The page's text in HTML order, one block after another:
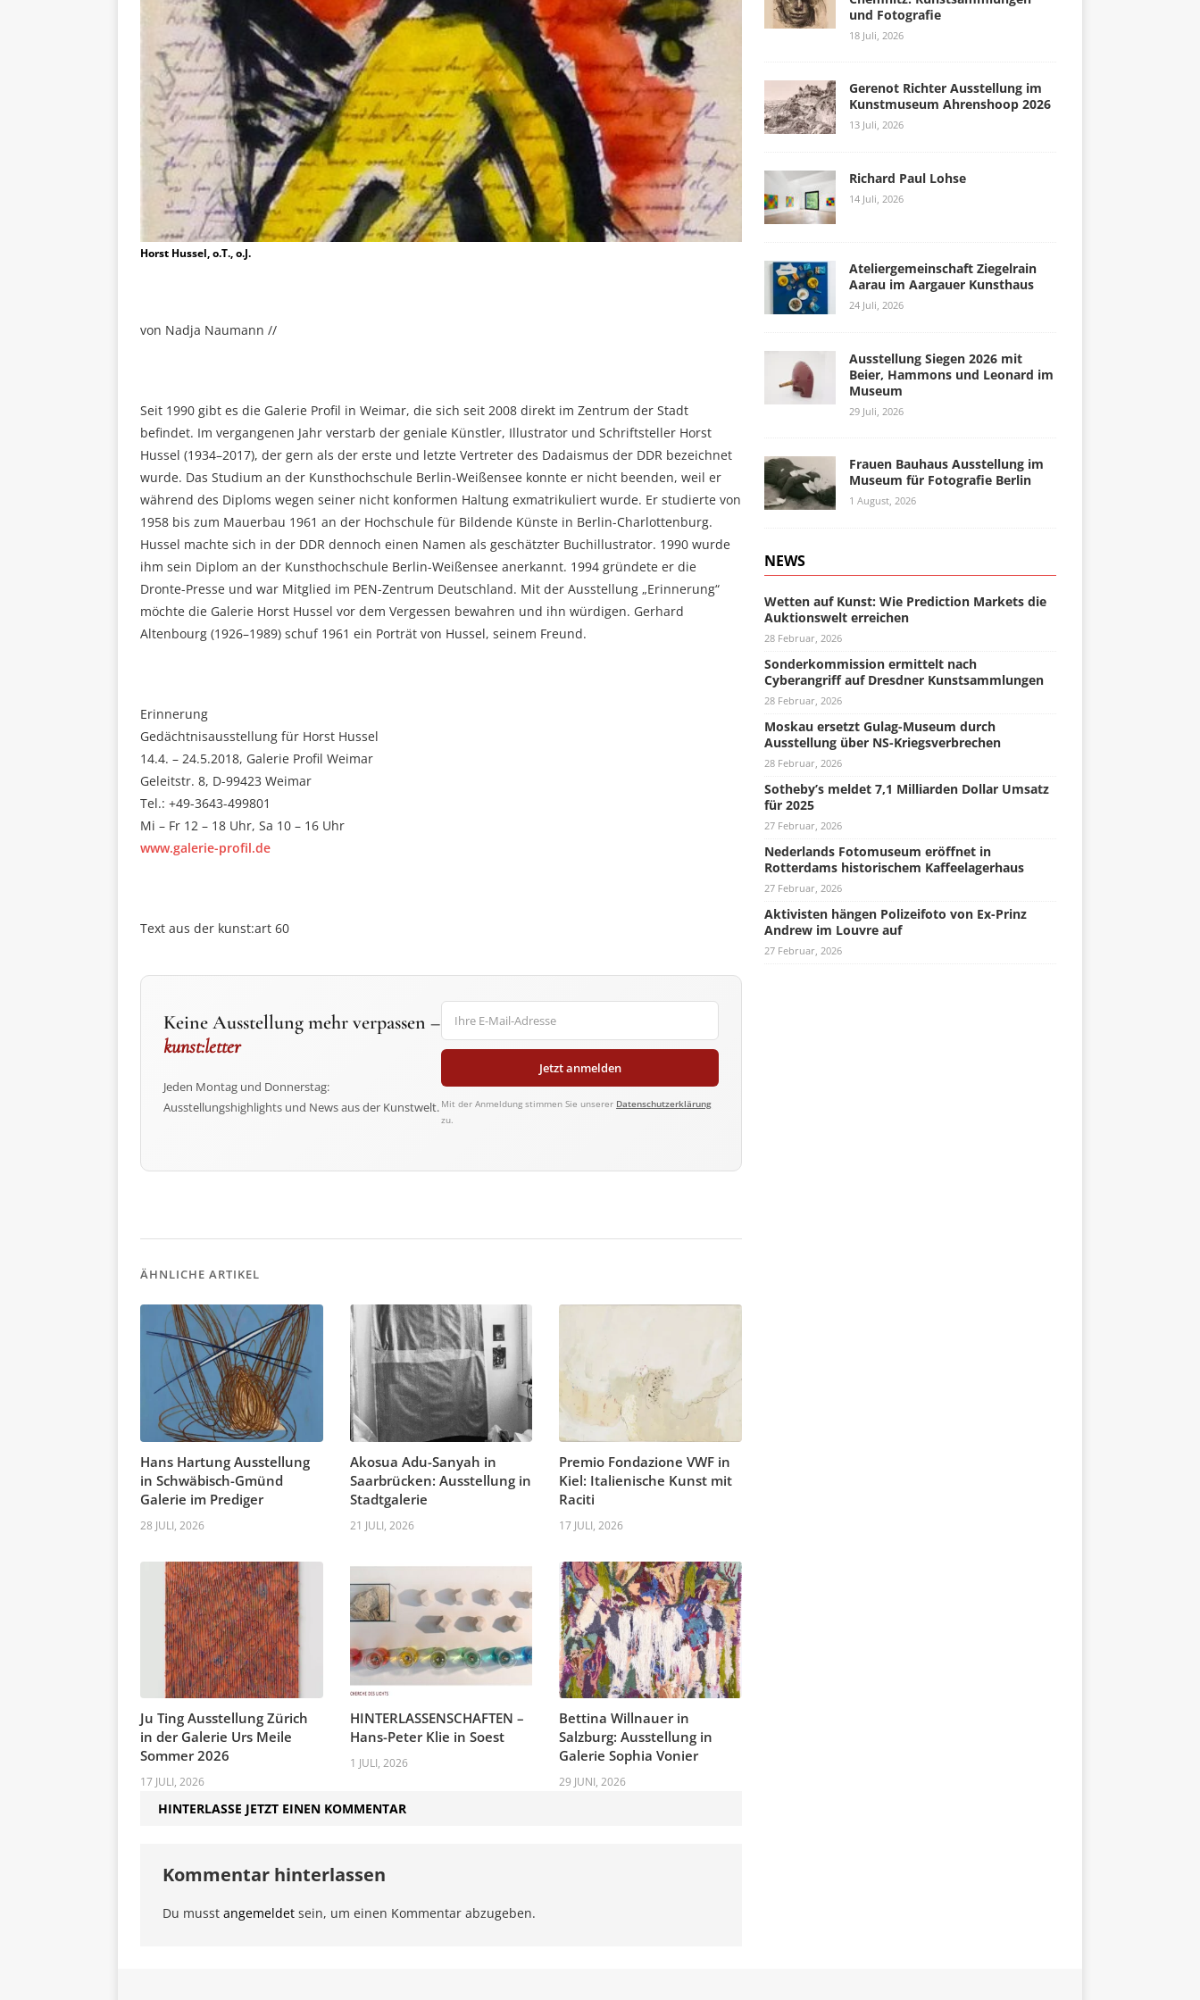
Horst Hussel, o.T., o.J.
von Nadja Naumann //
Seit 1990 gibt es die Galerie Profil in Weimar, die sich seit 2008 direkt im Zentrum der Stadt
befindet. Im vergangenen Jahr verstarb der geniale Künstler, Illustrator und Schriftsteller Horst
Hussel (1934–2017), der gern als der erste und letzte Vertreter des Dadaismus der DDR bezeichnet
wurde. Das Studium an der Kunsthochschule Berlin-Weißensee konnte er nicht beenden, weil er
während des Diploms wegen seiner nicht konformen Haltung exmatrikuliert wurde. Er studierte von
1958 bis zum Mauerbau 1961 an der Hochschule für Bildende Künste in Berlin-Charlottenburg.
Hussel machte sich in der DDR dennoch einen Namen als geschätzter Buchillustrator. 1990 wurde
ihm sein Diplom an der Kunsthochschule Berlin-Weißensee anerkannt. 1994 gründete er die
Dronte-Presse und war Mitglied im PEN-Zentrum Deutschland. Mit der Ausstellung „Erinnerung“
möchte die Galerie Horst Hussel vor dem Vergessen bewahren und ihn würdigen. Gerhard
Altenbourg (1926–1989) schuf 1961 ein Porträt von Hussel, seinem Freund.
Erinnerung
Gedächtnisausstellung für Horst Hussel
14.4. – 24.5.2018, Galerie Profil Weimar
Geleitstr. 8, D-99423 Weimar
Tel.: +49-3643-499801
Mi – Fr 12 – 18 Uhr, Sa 10 – 16 Uhr
www.galerie-profil.de
Text aus der kunst:art 60
Keine Ausstellung mehr verpassen –
kunst:letter
Jeden Montag und Donnerstag:
Ausstellungshighlights und News aus der Kunstwelt.
Jetzt anmelden
Mit der Anmeldung stimmen Sie unserer Datenschutzerklärung
zu.
ÄHNLICHE ARTIKEL
Hans Hartung Ausstellung
in Schwäbisch-Gmünd
Galerie im Prediger
28 JULI, 2026
Akosua Adu-Sanyah in
Saarbrücken: Ausstellung in
Stadtgalerie
21 JULI, 2026
Premio Fondazione VWF in
Kiel: Italienische Kunst mit
Raciti
17 JULI, 2026
Ju Ting Ausstellung Zürich
in der Galerie Urs Meile
Sommer 2026
17 JULI, 2026
HINTERLASSENSCHAFTEN –
Hans-Peter Klie in Soest
1 JULI, 2026
Bettina Willnauer in
Salzburg: Ausstellung in
Galerie Sophia Vonier
29 JUNI, 2026
HINTERLASSE JETZT EINEN KOMMENTAR
Kommentar hinterlassen
Du musst angemeldet sein, um einen Kommentar abzugeben.
und Fotografie
18 Juli, 2026
Gerenot Richter Ausstellung im
Kunstmuseum Ahrenshoop 2026
13 Juli, 2026
Richard Paul Lohse
14 Juli, 2026
Ateliergemeinschaft Ziegelrain
Aarau im Aargauer Kunsthaus
24 Juli, 2026
Ausstellung Siegen 2026 mit
Beier, Hammons und Leonard im
Museum
29 Juli, 2026
Frauen Bauhaus Ausstellung im
Museum für Fotografie Berlin
1 August, 2026
NEWS
Wetten auf Kunst: Wie Prediction Markets die
Auktionswelt erreichen
28 Februar, 2026
Sonderkommission ermittelt nach
Cyberangriff auf Dresdner Kunstsammlungen
28 Februar, 2026
Moskau ersetzt Gulag-Museum durch
Ausstellung über NS-Kriegsverbrechen
28 Februar, 2026
Sotheby’s meldet 7,1 Milliarden Dollar Umsatz
für 2025
27 Februar, 2026
Nederlands Fotomuseum eröffnet in
Rotterdams historischem Kaffeelagerhaus
27 Februar, 2026
Aktivisten hängen Polizeifoto von Ex-Prinz
Andrew im Louvre auf
27 Februar, 2026